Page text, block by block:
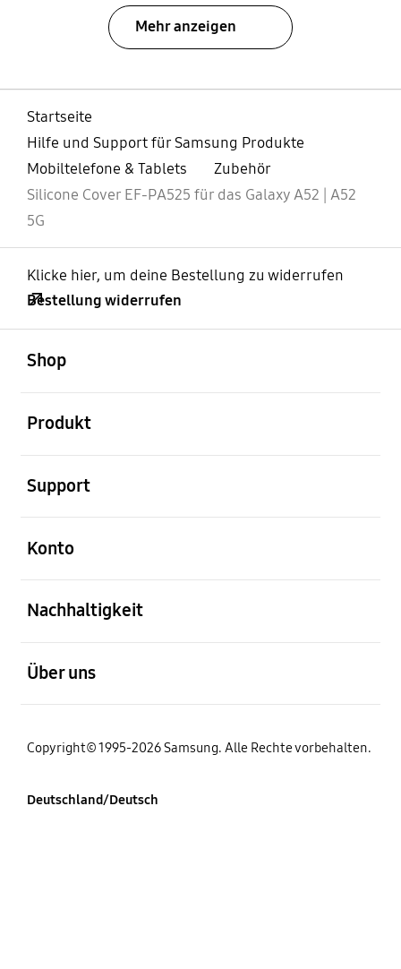
Mehr anzeigen
Startseite
Hilfe und Support für Samsung Produkte
Mobiltelefone & Tablets
Zubehör
Silicone Cover EF-PA525 für das Galaxy A52 | A52
5G
Klicke hier, um deine Bestellung zu widerrufen
Bestellung widerrufen
Shop
Produkt
Support
Konto
Nachhaltigkeit
Über uns
Copyright© 1995-2026 Samsung. Alle Rechte vorbehalten.
Deutschland/Deutsch